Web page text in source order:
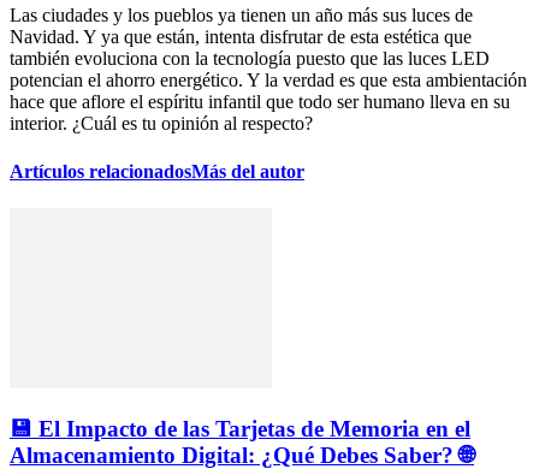
Las ciudades y los pueblos ya tienen un año más sus luces de
Navidad. Y ya que están, intenta disfrutar de esta estética que
también evoluciona con la tecnología puesto que las luces LED
potencian el ahorro energético. Y la verdad es que esta ambientación
hace que aflore el espíritu infantil que todo ser humano lleva en su
interior. ¿Cuál es tu opinión al respecto?
Artículos relacionadosMás del autor
💾 El Impacto de las Tarjetas de Memoria en el
Almacenamiento Digital: ¿Qué Debes Saber? 🌐